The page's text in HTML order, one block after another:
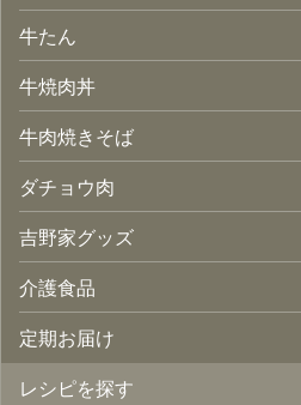
牛たん
牛焼肉丼
牛肉焼きそば
ダチョウ肉
吉野家グッズ
介護食品
定期お届け
レシピを探す